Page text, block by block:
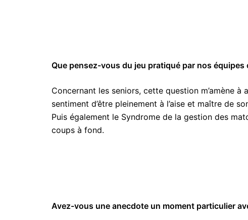
Que pensez-vous du jeu pratiqué par nos équipes
Concernant les seniors, cette question m’amène
sentiment d’être pleinement à l’aise et maître de
Puis également le Syndrome de la gestion des
coups à fond.
Avez-vous une anecdote un moment particulier